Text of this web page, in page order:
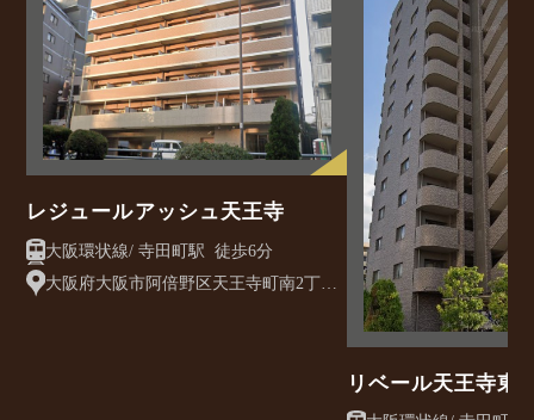
レジュールアッシュ天王寺
大阪環状線/ 寺田町駅 徒歩6分
大阪府大阪市阿倍野区天王寺町南2丁目
リベール天王寺東